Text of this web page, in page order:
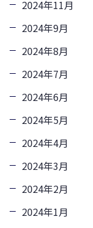
2024年11月
2024年9月
2024年8月
2024年7月
2024年6月
2024年5月
2024年4月
2024年3月
2024年2月
2024年1月